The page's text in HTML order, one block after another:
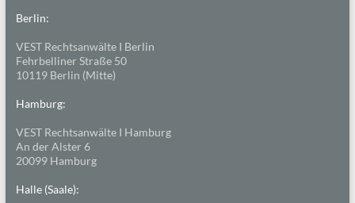
Berlin:
VEST Rechtsanwälte I Berlin
Fehrbelliner Straße 50
10119 Berlin (Mitte)
Hamburg:
VEST Rechtsanwälte I Hamburg
An der Alster 6
20099 Hamburg
Halle (Saale):